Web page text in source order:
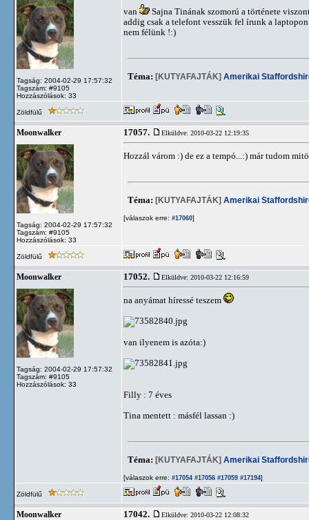
Tagság: 2004-02-29 17:57:32
Tagszám: #9105
Hozzászólások: 33
van
Sajna Tinának szomorú a története
addig csak a telefont vesszük fel írunk a
nem félünk !:)
Téma: [KUTYAFAJTÁK] Amerikai
Zöldfülű
Moonwalker
Tagság: 2004-02-29 17:57:32
Tagszám: #9105
Hozzászólások: 33
17057. Elküldve: 2010-03-22 12:19:35
Hozzál várom :) de ez a tempó...:) már tudom
Téma: [KUTYAFAJTÁK] Amerikai
[válaszok erre: #17060]
Zöldfülű
Moonwalker
Tagság: 2004-02-29 17:57:32
Tagszám: #9105
Hozzászólások: 33
17052. Elküldve: 2010-03-22 12:16:59
na anyámat híressé teszem
van ilyenem is azóta:)
Filly : 7 éves
Tina mentett : másfél lassan :)
Téma: [KUTYAFAJTÁK] Amerikai
[válaszok erre: #17054 #17056 #17059 #17194]
Zöldfülű
Moonwalker 17042. Elküldve: 2010-03-22 12:08:32